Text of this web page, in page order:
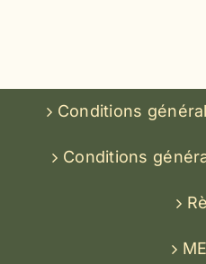
Conditions
Conditions